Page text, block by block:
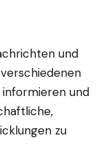
und
informieren und
zu